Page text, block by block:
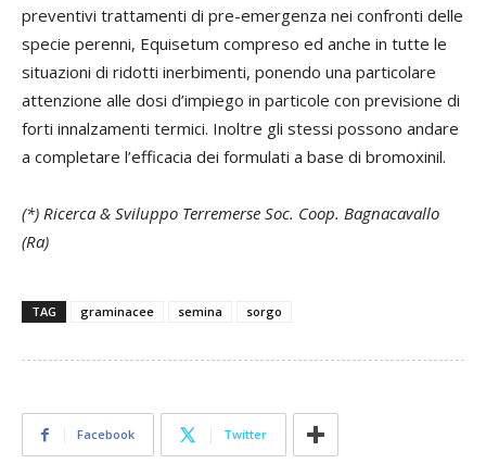
preventivi trattamenti di pre-emergenza nei confronti delle
specie perenni, Equisetum compreso ed anche in tutte le
situazioni di ridotti inerbimenti, ponendo una particolare
attenzione alle dosi d’impiego in particole con previsione di
forti innalzamenti termici. Inoltre gli stessi possono andare
a completare l’efficacia dei formulati a base di bromoxinil.
(*) Ricerca & Sviluppo Terremerse Soc. Coop. Bagnacavallo
(Ra)
TAG graminacee semina sorgo
Facebook Twitter